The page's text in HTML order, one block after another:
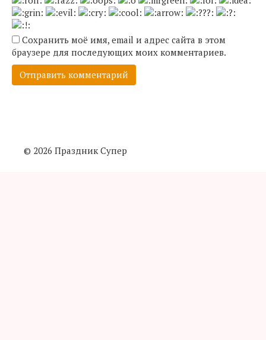
Сохранить моё имя, email и адрес сайта в этом
браузере для последующих моих комментариев.
© 2026 Праздник Супер